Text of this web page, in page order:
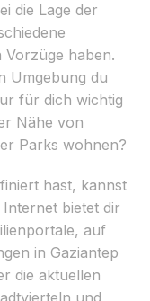
die Lage der
Vorzüge haben.
Umgebung du
für dich wichtig
Nähe von
Parks wohnen?
hast, kannst
bietet dir
auf
in Gaziantep
die aktuellen
und